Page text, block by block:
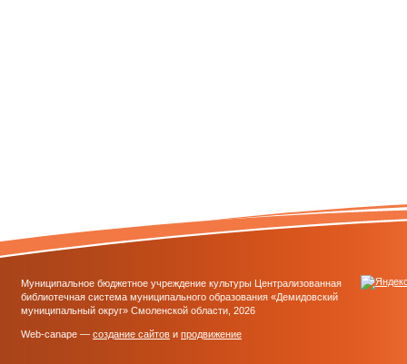
Муниципальное бюджетное учреждение культуры Централизованная
библиотечная система муниципального образования «Демидовский
муниципальный округ» Смоленской области, 2026
Web-canape — создание сайтов и продвижение